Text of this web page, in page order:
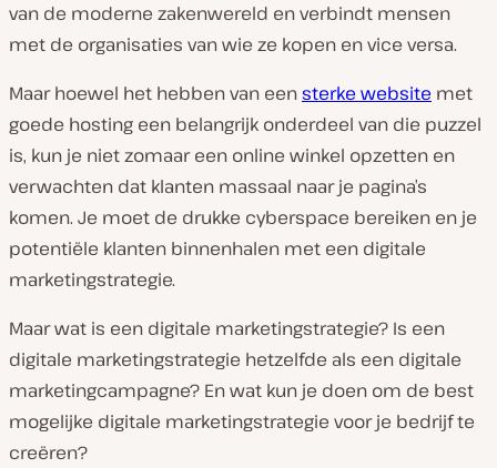
van de moderne zakenwereld en verbindt mensen
met de organisaties van wie ze kopen en vice versa.
Maar hoewel het hebben van eensterke website met
goede hosting een belangrijk onderdeel van die puzzel
is, kun je niet zomaar een online winkel opzetten en
verwachten dat klanten massaal naar je pagina’s
komen. Je moet de drukke cyberspace bereiken en je
potentiële klanten binnenhalen met een digitale
marketingstrategie.
Maar wat is een digitale marketingstrategie? Is een
digitale marketingstrategie hetzelfde als een digitale
marketingcampagne? En wat kun je doen om de best
mogelijke digitale marketingstrategie voor je bedrijf te
creëren?